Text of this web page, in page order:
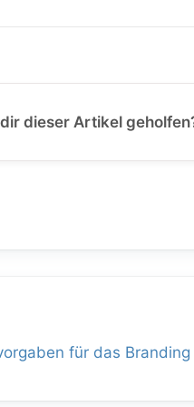
dieser Artikel
für das